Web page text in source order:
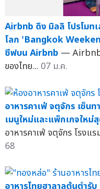
Airbnb ดึง มิลลิ โปรโมท
โลก 'Bangkok
ซีฟบน Airbnb — Airbnb
ของไทย... 07 ม.ค.
อาหารคาเฟ่ จตุจักร เซ็น
เมนูใหม่และแพ็กเกจให
อาหารคาเฟ่ จตุจักร โรงแ
68
อาหารไทยฮาลาลต้นตำรั